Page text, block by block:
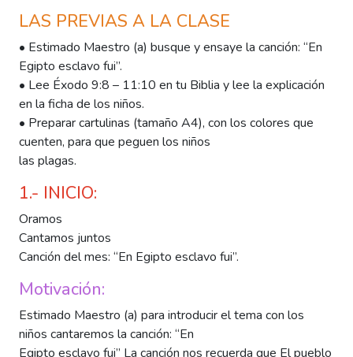
LAS PREVIAS A LA CLASE
• Estimado Maestro (a) busque y ensaye la canción: “En
Egipto esclavo fui”.
• Lee Éxodo 9:8 – 11:10 en tu Biblia y lee la explicación
en la ficha de los niños.
• Preparar cartulinas (tamaño A4), con los colores que
cuenten, para que peguen los niños
las plagas.
1.- INICIO:
Oramos
Cantamos juntos
Canción del mes: “En Egipto esclavo fui”.
Motivación:
Estimado Maestro (a) para introducir el tema con los
niños cantaremos la canción: “En
Egipto esclavo fui” La canción nos recuerda que El pueblo